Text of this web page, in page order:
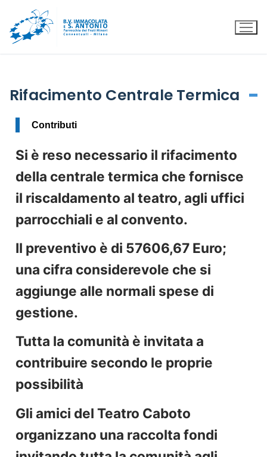
Rifacimento Centrale Termica
Contributi
Si è reso necessario il rifacimento
della centrale termica che fornisce
il riscaldamento al teatro, agli uffici
parrocchiali e al convento.
Il preventivo è di 57606,67 Euro;
una cifra considerevole che si
aggiunge alle normali spese di
gestione.
Tutta la comunità è invitata a
contribuire secondo le proprie
possibilità
Gli amici del Teatro Caboto
organizzano una raccolta fondi